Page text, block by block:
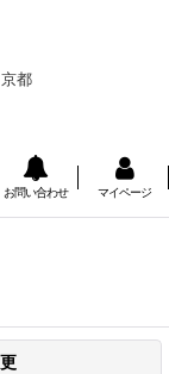
京都
お問い合わせ マイページ